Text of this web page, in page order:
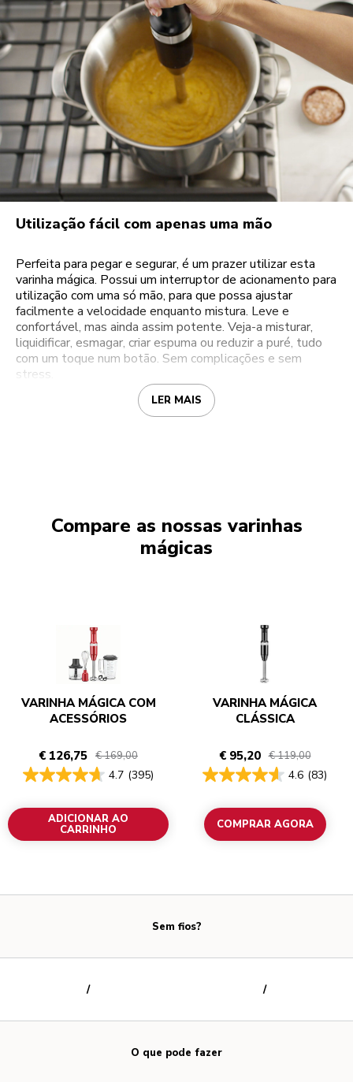
Utilização fácil com apenas uma mão
Perfeita para pegar e segurar, é um prazer utilizar esta
varinha mágica. Possui um interruptor de acionamento para
utilização com uma só mão, para que possa ajustar
facilmente a velocidade enquanto mistura. Leve e
confortável, mas ainda assim potente. Veja-a misturar,
liquidificar, esmagar, criar espuma ou reduzir a puré, tudo
com um toque num botão. Sem complicações e sem
stress.
LER MAIS
Compare as nossas varinhas
mágicas
VARINHA MÁGICA COM
ACESSÓRIOS
€ 126,75 € 169,00
4.7 (395)
ADICIONAR AO
CARRINHO
VARINHA MÁGICA
CLÁSSICA
€ 95,20 € 119,00
4.6 (83)
COMPRAR AGORA
Sem fios?
O que pode fazer
/ /